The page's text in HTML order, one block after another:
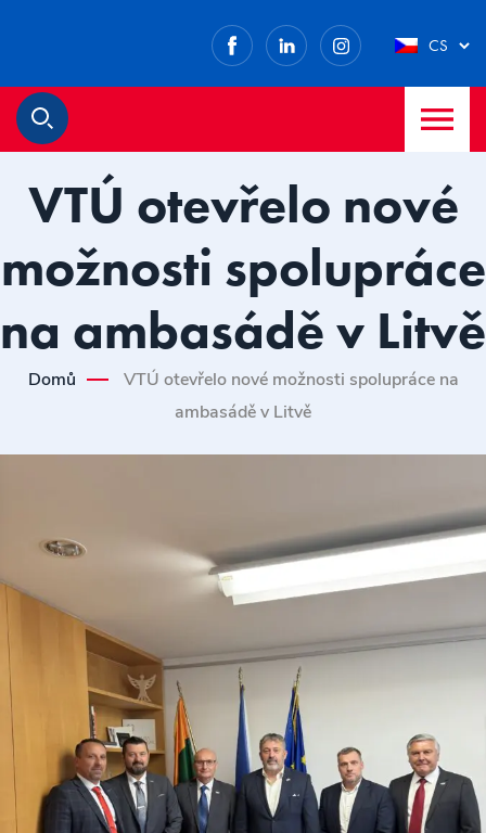
Facebook
LinkedInInstagram
CS
VTÚ otevřelo nové
možnosti spolupráce
na ambasádě v Litvě
Domů
VTÚ otevřelo nové možnosti spolupráce na
ambasádě v Litvě